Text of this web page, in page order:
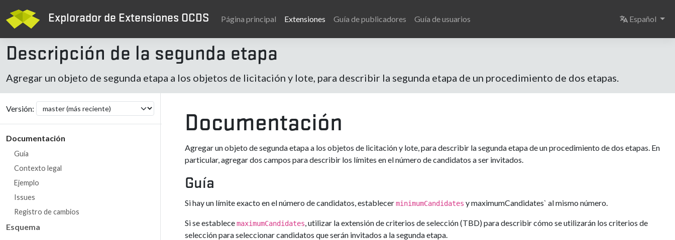
Explorador de Extensiones OCDS Página principal Extensiones Guía de publicadores Guía de usuarios Select
Español
Descripción de la segunda etapa
Agregar un objeto de segunda etapa a los objetos de licitación y lote, para describir la segunda etapa de un procedimiento de dos etapas.
Versión:
Documentación
Guía
Contexto legal
Ejemplo
Issues
Registro de cambios
Esquema
Documentación
Agregar un objeto de segunda etapa a los objetos de licitación y lote, para describir la segunda etapa de un procedimiento de dos etapas. En
particular, agregar dos campos para describir los límites en el número de candidatos a ser invitados.
Guía
Si hay un límite exacto en el número de candidatos, establecerminimumCandidates y maximumCandidates` al mismo número.
Si se establecemaximumCandidates, utilizar la extensión de criterios de selección (TBD) para describir cómo se utilizarán los criterios de
selección para seleccionar candidatos que serán invitados a la segunda etapa.